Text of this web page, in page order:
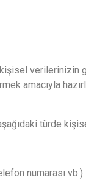
kişisel
amacıyla
türde
numarası vb.)